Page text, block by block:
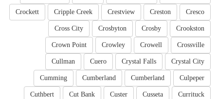
Cresco
Creston
Crestview
Cripple Creek
Crockett
Crookston
Crosby
Crosbyton
Cross City
Crossville
Crowell
Crowley
Crown Point
Crystal City
Crystal Falls
Cuero
Cullman
Culpeper
Cumberland
Cumberland
Cumming
Currituck
Cusseta
Custer
Cut Bank
Cuthbert